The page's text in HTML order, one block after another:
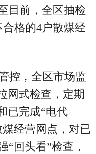
目前，全区抽检
格的4户散煤经
控，全区市场监
网式检查，定期
已完成“电代
经营网点，对已
“回头看”检查，